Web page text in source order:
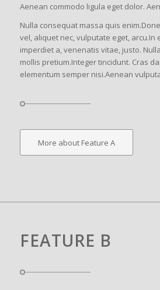
Aenean commodo ligula eget dolor.
Nulla consequat massa quis
vel, aliquet nec, vulputate eget, arcu.In
imperdiet a, venenatis vitae, justo.
mollis pretium.Integer tincidunt. Cras
elementum semper nisi.Aenean
More about Feature A
FEATURE B